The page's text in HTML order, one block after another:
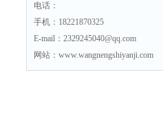
电话：
手机：18221870325
E-mail：2329245040@qq.com
网站：www.wangnengshiyanji.com